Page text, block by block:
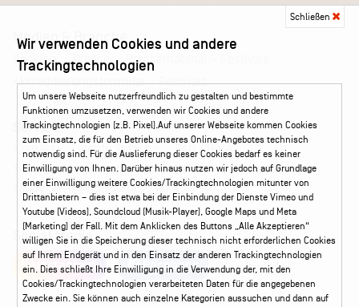
Medien & Branche
Booking Presse
Pressematerial – Festivals
Akkreditierungsformular – Festivals
Service
Kontakt Leichte Sprache
FAQ / Hilfe
Ticketshop Hamburg
Gutscheine
Callback-Service
Ticketservice 040 - 413 22 60
Social Media
Instagram Facebook
Schließen
Wir verwenden Cookies und andere
Trackingtechnologien
Um unsere Webseite nutzerfreundlich zu gestalten und bestimmte
Funktionen umzusetzen, verwenden wir Cookies und andere
Trackingtechnologien (z.B. Pixel).Auf unserer Webseite kommen Cookies
zum Einsatz, die für den Betrieb unseres Online-Angebotes technisch
notwendig sind. Für die Auslieferung dieser Cookies bedarf es keiner
Einwilligung von Ihnen. Darüber hinaus nutzen wir jedoch auf Grundlage
einer Einwilligung weitere Cookies/Trackingtechnologien mitunter von
Drittanbietern – dies ist etwa bei der Einbindung der Dienste Vimeo und
Youtube (Videos), Soundcloud (Musik-Player), Google Maps und Meta
(Marketing) der Fall. Mit dem Anklicken des Buttons „Alle Akzeptieren“
willigen Sie in die Speicherung dieser technisch nicht erforderlichen Cookies
auf Ihrem Endgerät und in den Einsatz der anderen Trackingtechnologien
ein. Dies schließt Ihre Einwilligung in die Verwendung der, mit den
Cookies/Trackingtechnologien verarbeiteten Daten für die angegebenen
Zwecke ein. Sie können auch einzelne Kategorien aussuchen und dann auf